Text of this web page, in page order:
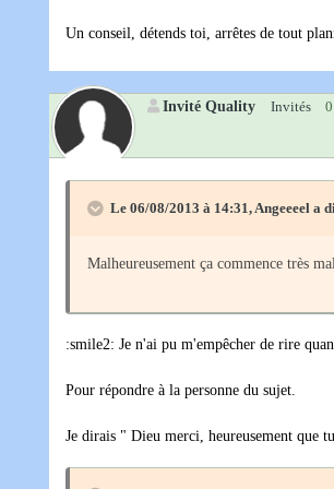
Un conseil, détends toi, arrêtes de tout
Invité Quality Invités
Le 06/08/2013 à 14:31, Angeeeel a
Malheureusement ça commence très
:smile2: Je n'ai pu m'empêcher de rire
Pour répondre à la personne du sujet.
Je dirais " Dieu merci, heureusement que